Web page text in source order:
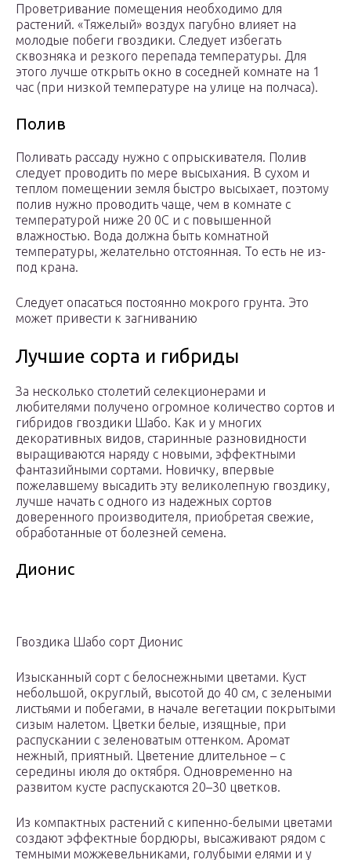
Проветривание помещения необходимо для
растений. «Тяжелый» воздух пагубно влияет на
молодые побеги гвоздики. Следует избегать
сквозняка и резкого перепада температуры. Для
этого лучше открыть окно в соседней комнате на 1
час (при низкой температуре на улице на полчаса).
Полив
Поливать рассаду нужно с опрыскивателя. Полив
следует проводить по мере высыхания. В сухом и
теплом помещении земля быстро высыхает, поэтому
полив нужно проводить чаще, чем в комнате с
температурой ниже 20 0С и с повышенной
влажностью. Вода должна быть комнатной
температуры, желательно отстоянная. То есть не из-
под крана.
Следует опасаться постоянно мокрого грунта. Это
может привести к загниванию
Лучшие сорта и гибриды
За несколько столетий селекционерами и
любителями получено огромное количество сортов и
гибридов гвоздики Шабо. Как и у многих
декоративных видов, старинные разновидности
выращиваются наряду с новыми, эффектными
фантазийными сортами. Новичку, впервые
пожелавшему высадить эту великолепную гвоздику,
лучше начать с одного из надежных сортов
доверенного производителя, приобретая свежие,
обработанные от болезней семена.
Дионис
Гвоздика Шабо сорт Дионис
Изысканный сорт с белоснежными цветами. Куст
небольшой, округлый, высотой до 40 см, с зелеными
листьями и побегами, в начале вегетации покрытыми
сизым налетом. Цветки белые, изящные, при
распускании с зеленоватым оттенком. Аромат
нежный, приятный. Цветение длительное – с
середины июля до октября. Одновременно на
развитом кусте распускаются 20–30 цветков.
Из компактных растений с кипенно-белыми цветами
создают эффектные бордюры, высаживают рядом с
темными можжевельниками, голубыми елями и у